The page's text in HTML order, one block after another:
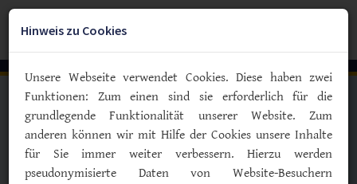
Zum
Hauptinhalt
Hinweis zu Cookies
Unsere Webseite verwendet Cookies. Diese haben zwei
Funktionen: Zum einen sind sie erforderlich für die
grundlegende Funktionalität unserer Website. Zum
anderen können wir mit Hilfe der Cookies unsere Inhalte
für Sie immer weiter verbessern. Hierzu werden
pseudonymisierte Daten von Website-Besuchern